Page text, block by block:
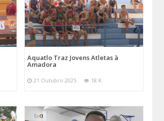
Aquatlo Traz Jovens Atletas à
Amadora
21 Outubro 2025 18 K